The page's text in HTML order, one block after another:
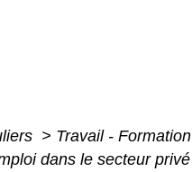
> Travail - Formation
dans le secteur privé